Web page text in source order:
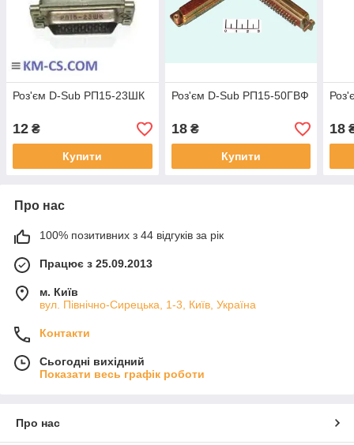
Роз'єм D-Sub РП15-23ШК
12 ₴
Купити
Роз'єм D-Sub РП15-50ГВФ
18₴
Купити
18
Про нас
100% позитивних з 44 відгуків за рік
Працює з 25.09.2013
м. Київ
вул. Північно-Сирецька, 1-3, Київ, Україна
Контакти
Сьогодні вихідний
Показати весь графік роботи
Про нас